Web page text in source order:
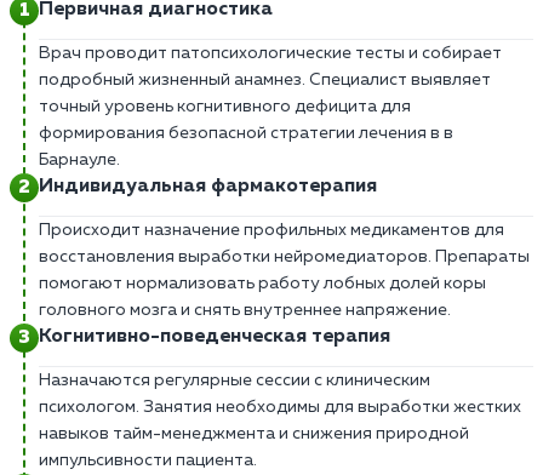
Первичная диагностика
Врач проводит патопсихологические тесты и собирает
подробный жизненный анамнез. Специалист выявляет
точный уровень когнитивного дефицита для
формирования безопасной стратегии лечения в в
Барнауле.
Индивидуальная фармакотерапия
Происходит назначение профильных медикаментов для
восстановления выработки нейромедиаторов. Препараты
помогают нормализовать работу лобных долей коры
головного мозга и снять внутреннее напряжение.
Когнитивно-поведенческая терапия
Назначаются регулярные сессии с клиническим
психологом. Занятия необходимы для выработки жестких
навыков тайм-менеджмента и снижения природной
импульсивности пациента.